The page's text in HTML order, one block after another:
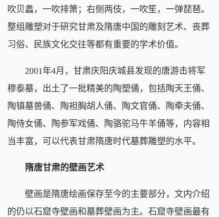
吹贝蠡，一吹排箫；右侧两伎，一吹笙，一弹琵琶。
整组雕塑对于研究甘肃及隋唐中国的雕刻艺术、丧葬
习俗、民族文化交往等都有重要的学术价值。
2001年4月，甘肃庆阳庆城县发现的唐游击将军
穆泰墓，出土了一批精美的陶塑俑，包括陶天王俑、
陶镇墓兽俑、陶袒胸胡人俑、陶文官俑、陶牵夫俑、
陶侍女俑、陶参军戏俑、陶骆驼马牛羊俑等，内容相
当丰富，可以代表甘肃隋唐时代墓葬雕塑的水平。
隋唐甘肃的壁画艺术
壁画是隋唐绘画保存至今的主要部分，文内介绍
的仍以石窟寺壁画和墓葬壁画为主。石窟寺壁画最有